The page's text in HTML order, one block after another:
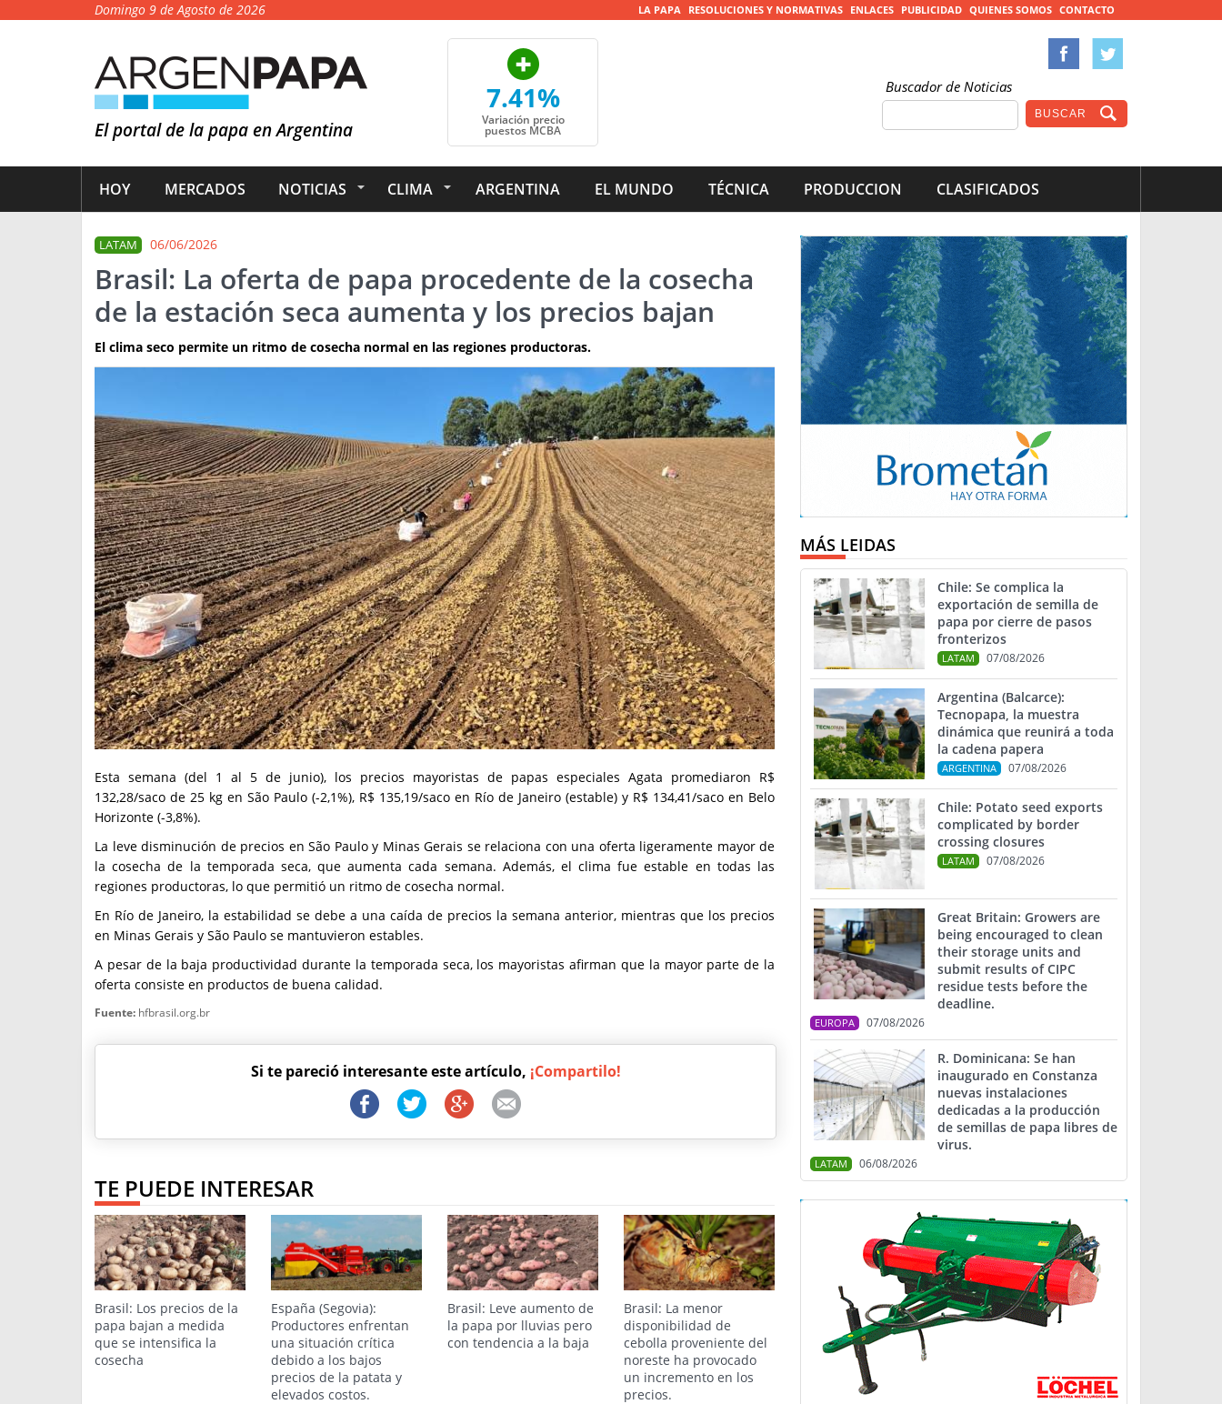
Domingo 9 de Agosto de 2026 LA PAPA RESOLUCIONES Y NORMATIVAS ENLACES PUBLICIDAD QUIENES SOMOS CONTACTO
El portal de la papa en Argentina
7.41%
Variación precio
puestos MCBA
Buscador de Noticias
HOY MERCADOS NOTICIAS CLIMA ARGENTINA EL MUNDO TÉCNICA PRODUCCION CLASIFICADOS
LATAM 06/06/2026
Brasil: La oferta de papa procedente de la cosecha
de la estación seca aumenta y los precios bajan
El clima seco permite un ritmo de cosecha normal en las regiones productoras.
Esta semana (del 1 al 5 de junio), los precios mayoristas de papas especiales Agata promediaron R$
132,28/saco de 25 kg en São Paulo (-2,1%), R$ 135,19/saco en Río de Janeiro (estable) y R$ 134,41/saco en Belo
Horizonte (-3,8%).
La leve disminución de precios en São Paulo y Minas Gerais se relaciona con una oferta ligeramente mayor de
la cosecha de la temporada seca, que aumenta cada semana. Además, el clima fue estable en todas las
regiones productoras, lo que permitió un ritmo de cosecha normal.
En Río de Janeiro, la estabilidad se debe a una caída de precios la semana anterior, mientras que los precios
en Minas Gerais y São Paulo se mantuvieron estables.
A pesar de la baja productividad durante la temporada seca, los mayoristas afirman que la mayor parte de la
oferta consiste en productos de buena calidad.
Fuente: hfbrasil.org.br
Si te pareció interesante este artículo, ¡Compartilo!
TE PUEDE INTERESAR
Brasil: Los precios de la
papa bajan a medida
que se intensifica la
cosecha
España (Segovia):
Productores enfrentan
una situación crítica
debido a los bajos
precios de la patata y
elevados costos.
Brasil: Leve aumento de
la papa por lluvias pero
con tendencia a la baja
Brasil: La menor
disponibilidad de
cebolla proveniente del
noreste ha provocado
un incremento en los
precios.
MÁS LEIDAS
Chile: Se complica la
exportación de semilla de
papa por cierre de pasos
fronterizos
LATAM 07/08/2026
Argentina (Balcarce):
Tecnopapa, la muestra
dinámica que reunirá a toda
la cadena papera
ARGENTINA 07/08/2026
Chile: Potato seed exports
complicated by border
crossing closures
LATAM 07/08/2026
Great Britain: Growers are
being encouraged to clean
their storage units and
submit results of CIPC
residue tests before the
deadline.
EUROPA 07/08/2026
R. Dominicana: Se han
inaugurado en Constanza
nuevas instalaciones
dedicadas a la producción
de semillas de papa libres de
virus.
LATAM 06/08/2026